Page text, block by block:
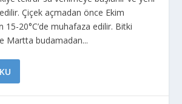
Çiçek açmadan önce Ekim
15-20°C’de muhafaza edilir. Bitki
Martta budamadan...